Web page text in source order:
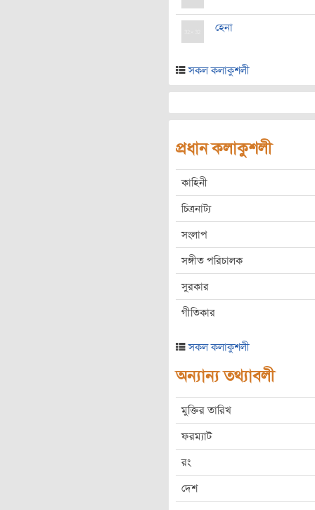
হেনা
সকল কলাকুশলী
প্রধান কলাকুশলী
কাহিনী
চিত্রনাট্য
সংলাপ
সঙ্গীত পরিচালক
সুরকার
গীতিকার
সকল কলাকুশলী
অন্যান্য তথ্যাবলী
মুক্তির তারিখ
ফরম্যাট
রং
দেশ